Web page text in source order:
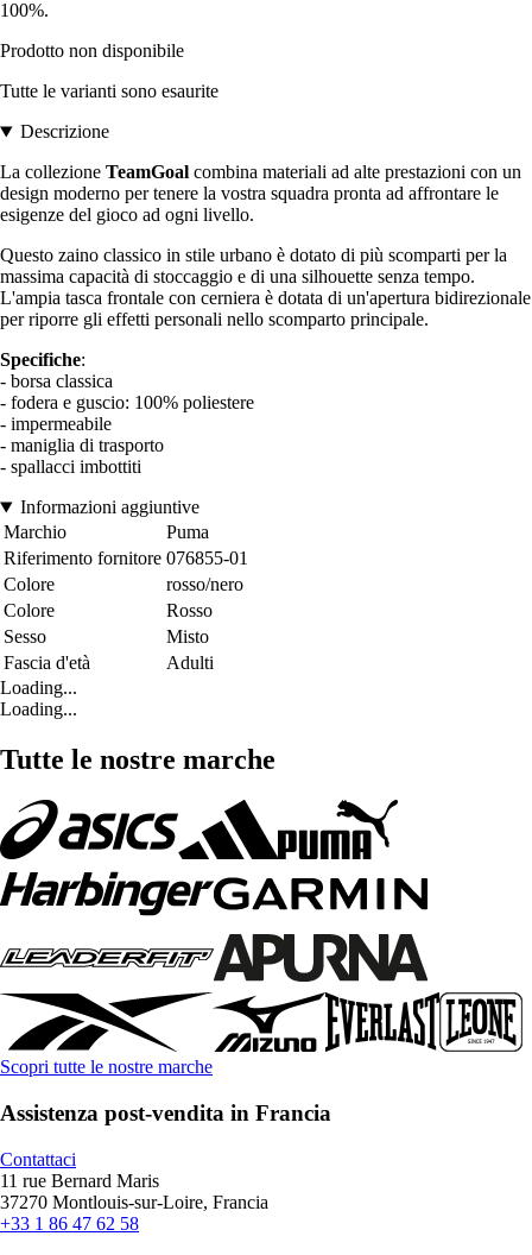
100%.
Prodotto non disponibile
Tutte le varianti sono esaurite
Descrizione
La collezione TeamGoal combina materiali ad alte prestazioni con un
design moderno per tenere la vostra squadra pronta ad affrontare le
esigenze del gioco ad ogni livello.
Questo zaino classico in stile urbano è dotato di più scomparti per la
massima capacità di stoccaggio e di una silhouette senza tempo.
L'ampia tasca frontale con cerniera è dotata di un'apertura bidirezionale
per riporre gli effetti personali nello scomparto principale.
Specifiche:
- borsa classica
- fodera e guscio: 100% poliestere
- impermeabile
- maniglia di trasporto
- spallacci imbottiti
Informazioni aggiuntive
Marchio
Puma
Riferimento fornitore 076855-01
Colore
rosso/nero
Colore
Rosso
Sesso
Misto
Fascia d'età
Adulti
Loading...
Loading...
Tutte le nostre marche
Scopri tutte le nostre marche
Assistenza post-vendita in Francia
Contattaci
11 rue Bernard Maris
37270 Montlouis-sur-Loire, Francia
+33 1 86 47 62 58